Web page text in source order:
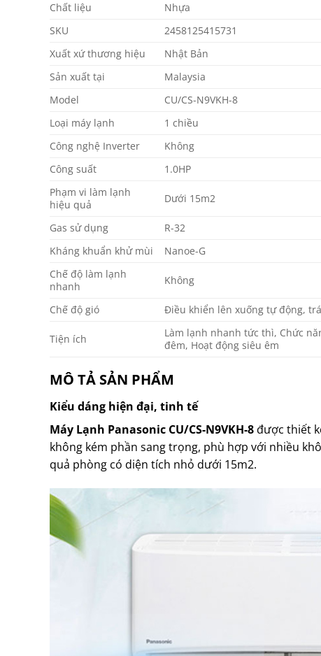
Chất liệu
Nhựa
SKU
2458125415731
Xuất xứ thương hiệu
Nhật Bản
Sản xuất tại
Malaysia
Model
CU/CS-N9VKH-8
Loại máy lạnh
1 chiều
Công nghệ Inverter
Không
Công suất
1.0HP
Phạm vi làm lạnh
hiệu quả
Dưới 15m2
Gas sử dụng
R-32
Kháng khuẩn khử mùi
Nanoe-G
Chế độ làm lạnh
nhanh
Không
Chế độ gió Điều khiển lên xuống tự động,
Tiện ích
Làm lạnh nhanh tức thì, Chức
đêm, Hoạt động siêu êm
MÔ TẢ SẢN PHẨM
Kiểu dáng hiện đại, tinh tế
Máy Lạnh Panasonic CU/CS-N9VKH-8được thiết
không kém phần sang trọng, phù hợp với nhiều
quả phòng có diện tích nhỏ dưới 15m2.